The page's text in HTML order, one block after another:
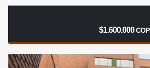
$1.600.000COP